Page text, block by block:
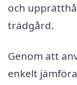
och
trädgård.
Genom att
enkelt